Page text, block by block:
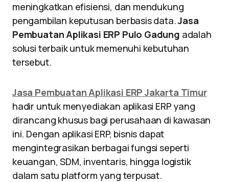
meningkatkan efisiensi, dan mendukung
pengambilan keputusan berbasis data.Jasa
Pembuatan Aplikasi ERP Pulo Gadung adalah
solusi terbaik untuk memenuhi kebutuhan
tersebut.
Jasa Pembuatan Aplikasi ERP Jakarta Timur
hadir untuk menyediakan aplikasi ERP yang
dirancang khusus bagi perusahaan di kawasan
ini. Dengan aplikasi ERP, bisnis dapat
mengintegrasikan berbagai fungsi seperti
keuangan, SDM, inventaris, hingga logistik
dalam satu platform yang terpusat.